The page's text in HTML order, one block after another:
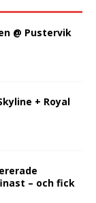
@ Pustervik
+ Royal
– och fick